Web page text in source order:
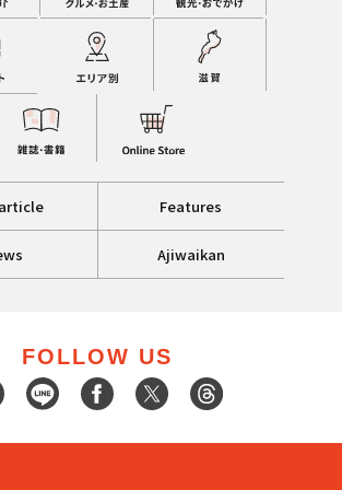
Features
Ajiwaikan
FOLLOW US